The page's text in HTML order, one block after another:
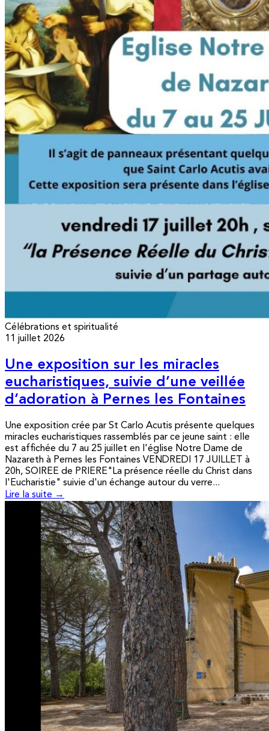
Célébrations et spiritualité
11 juillet 2026
Une exposition sur les miracles
eucharistiques, suivie d’une veillée
d’adoration à Pernes les Fontaines
Une exposition crée par St Carlo Acutis présente quelques
miracles eucharistiques rassemblés par ce jeune saint : elle
est affichée du 7 au 25 juillet en l'église Notre Dame de
Nazareth à Pernes les Fontaines VENDREDI 17 JUILLET à
20h, SOIREE de PRIERE"La présence réelle du Christ dans
l'Eucharistie" suivie d'un échange autour du verre...
Lire la suite →